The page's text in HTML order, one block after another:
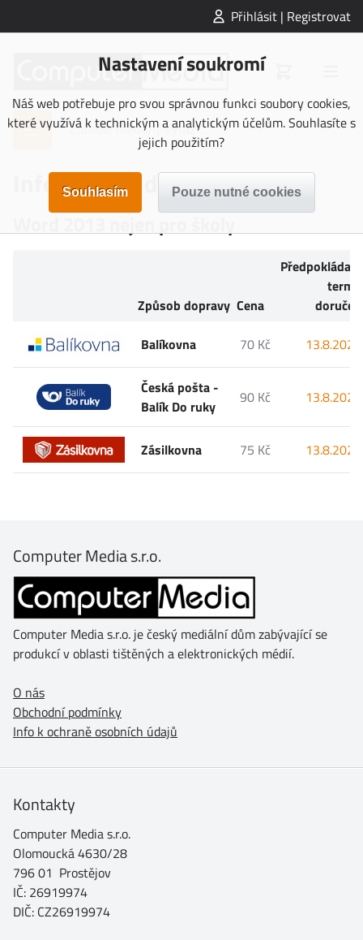
Přihlásit | Registrovat
Nastavení soukromí
Náš web potřebuje pro svou správnou funkci soubory cookies,
které využívá k technickým a analytickým účelům. Souhlasíte s
jejich použitím?
Informace o doručení
Způsob dopravy Cena
Balíkovna
70 Kč 13.8.2026
Česká pošta -
Balík Do ruky
90 Kč 13.8.2026
Zásilkovna 75 Kč 13.8.2026
Computer Media s.r.o.
Computer Media s.r.o. je český mediální dům zabývající se
produkcí v oblasti tištěných a elektronických médií.
O nás
Obchodní podmínky
Info k ochraně osobních údajů
Kontakty
Computer Media s.r.o.
Olomoucká 4630/28
796 01 Prostějov
IČ: 26919974
DIČ: CZ26919974